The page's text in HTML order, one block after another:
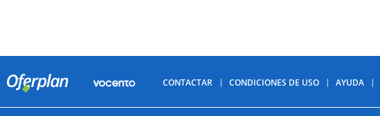
CONTACTAR CONDICIONES DE USO AYUDA